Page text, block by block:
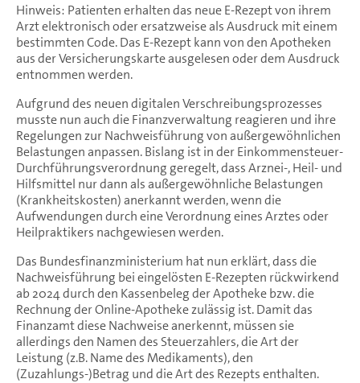
Hinweis: Patienten erhalten das neue E-Rezept von ihrem
Arzt elektronisch oder ersatzweise als Ausdruck mit einem
bestimmten Code. Das E-Rezept kann von den Apotheken
aus der Versicherungskarte ausgelesen oder dem Ausdruck
entnommen werden.
Aufgrund des neuen digitalen Verschreibungsprozesses
musste nun auch die Finanzverwaltung reagieren und ihre
Regelungen zur Nachweisführung von außergewöhnlichen
Belastungen anpassen. Bislang ist in der Einkommensteuer-
Durchführungsverordnung geregelt, dass Arznei-, Heil- und
Hilfsmittel nur dann als außergewöhnliche Belastungen
(Krankheitskosten) anerkannt werden, wenn die
Aufwendungen durch eine Verordnung eines Arztes oder
Heilpraktikers nachgewiesen werden.
Das Bundesfinanzministerium hat nun erklärt, dass die
Nachweisführung bei eingelösten E-Rezepten rückwirkend
ab 2024 durch den Kassenbeleg der Apotheke bzw. die
Rechnung der Online-Apotheke zulässig ist. Damit das
Finanzamt diese Nachweise anerkennt, müssen sie
allerdings den Namen des Steuerzahlers, die Art der
Leistung (z.B. Name des Medikaments), den
(Zuzahlungs-)Betrag und die Art des Rezepts enthalten.